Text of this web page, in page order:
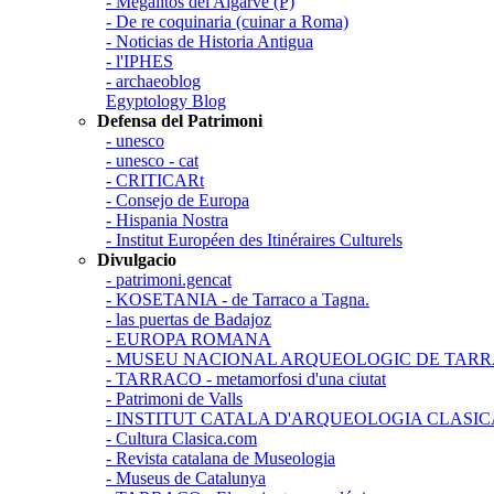
- De re coquinaria (cuinar a Roma)
- Noticias de Historia Antigua
- l'IPHES
- archaeoblog
Egyptology Blog
Defensa del Patrimoni
- unesco
- unesco - cat
- CRITICARt
- Consejo de Europa
- Hispania Nostra
- Institut Européen des Itinéraires Culturels
Divulgacio
- patrimoni.gencat
- KOSETANIA - de Tarraco a Tagna.
- las puertas de Badajoz
- EUROPA ROMANA
- MUSEU NACIONAL ARQUEOLOGIC DE
- TARRACO - metamorfosi d'una ciutat
- Patrimoni de Valls
- INSTITUT CATALA D'ARQUEOLOGIA
- Cultura Clasica.com
- Revista catalana de Museologia
- Museus de Catalunya